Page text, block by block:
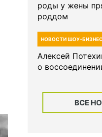
роды у жены
роддом
НОВОСТИ ШОУ-
Алексей
о
ВСЕ